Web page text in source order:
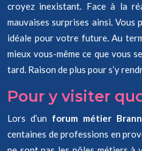
croyez inexistant. Face à la
mauvaises surprises ainsi.
idéale pour votre future. Au
mieux vous-même ce que vous
tard. Raison de plus pour s’y
Pour y visiter
Lors d’un forum métier
centaines de professions en